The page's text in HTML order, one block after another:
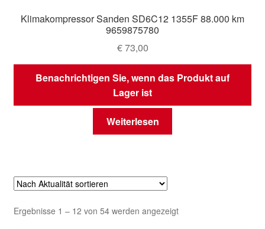
Klimakompressor Sanden SD6C12 1355F 88.000 km
9659875780
€73,00
Benachrichtigen Sie, wenn das Produkt auf
Lager ist
Weiterlesen
Ergebnisse 1 – 12 von 54 werden angezeigtNach